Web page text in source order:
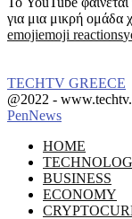
για μια μικρή ομάδα
emojiemoji reactions
TECHTV GREECE
Facebook
Instagram
@2022 -
PenNews
HOME
BUSINESS
ECONOMY